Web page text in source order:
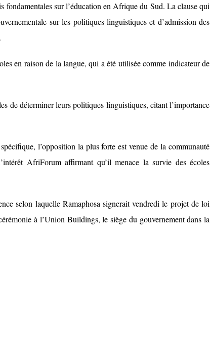
sur l’éducation en Afrique du Sud. La clause qui
sur les politiques linguistiques et d’admission des
en raison de la langue, qui a été utilisée comme indicateur de
de déterminer leurs politiques linguistiques, citant l’importance
l’opposition la plus forte est venue de la communauté
AfriForum affirmant qu’il menace la survie des écoles
selon laquelle Ramaphosa signerait vendredi le projet de loi
à l’Union Buildings, le siège du gouvernement dans la